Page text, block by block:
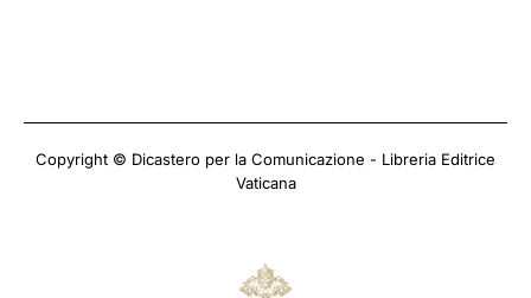
Copyright © Dicastero per la Comunicazione - Libreria Editrice
Vaticana